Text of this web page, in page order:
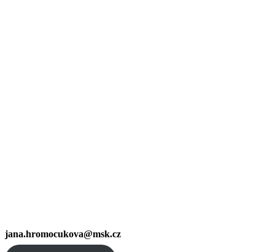
jana.hromocukova@msk.cz